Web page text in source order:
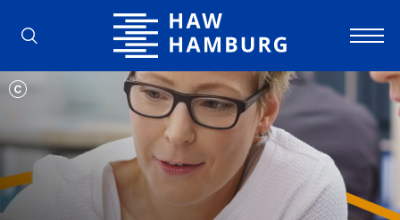
Hochschule für Angewandte